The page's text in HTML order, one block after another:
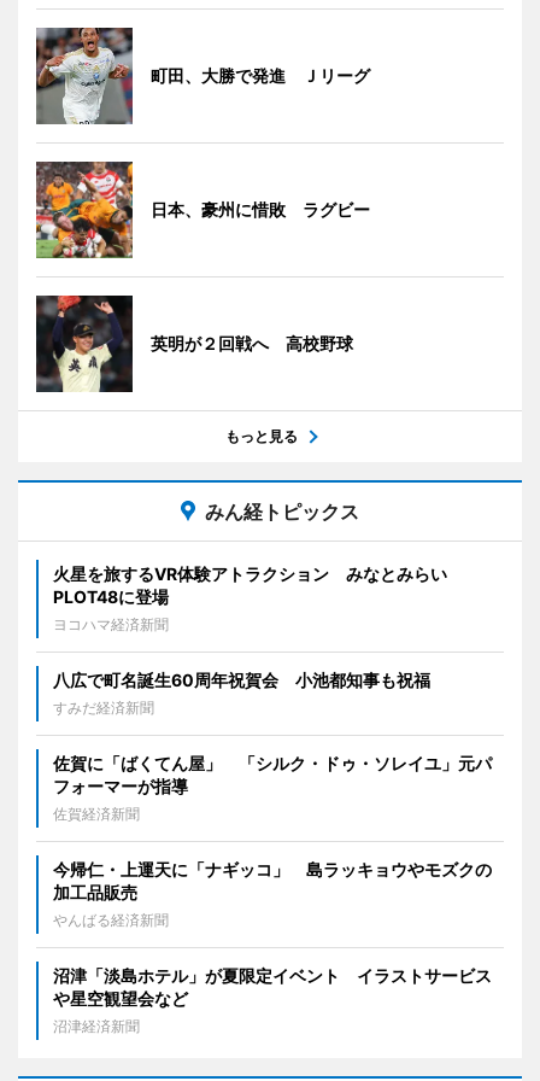
町田、大勝で発進 Ｊリーグ
日本、豪州に惜敗 ラグビー
英明が２回戦へ 高校野球
もっと見る
みん経トピックス
火星を旅するVR体験アトラクション みなとみらい
PLOT48に登場
ヨコハマ経済新聞
八広で町名誕生60周年祝賀会 小池都知事も祝福
すみだ経済新聞
佐賀に「ばくてん屋」 「シルク・ドゥ・ソレイユ」元パ
フォーマーが指導
佐賀経済新聞
今帰仁・上運天に「ナギッコ」 島ラッキョウやモズクの
加工品販売
やんばる経済新聞
沼津「淡島ホテル」が夏限定イベント イラストサービス
や星空観望会など
沼津経済新聞